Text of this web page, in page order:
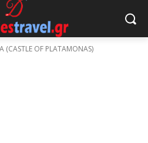
OF PLATAMONAS)